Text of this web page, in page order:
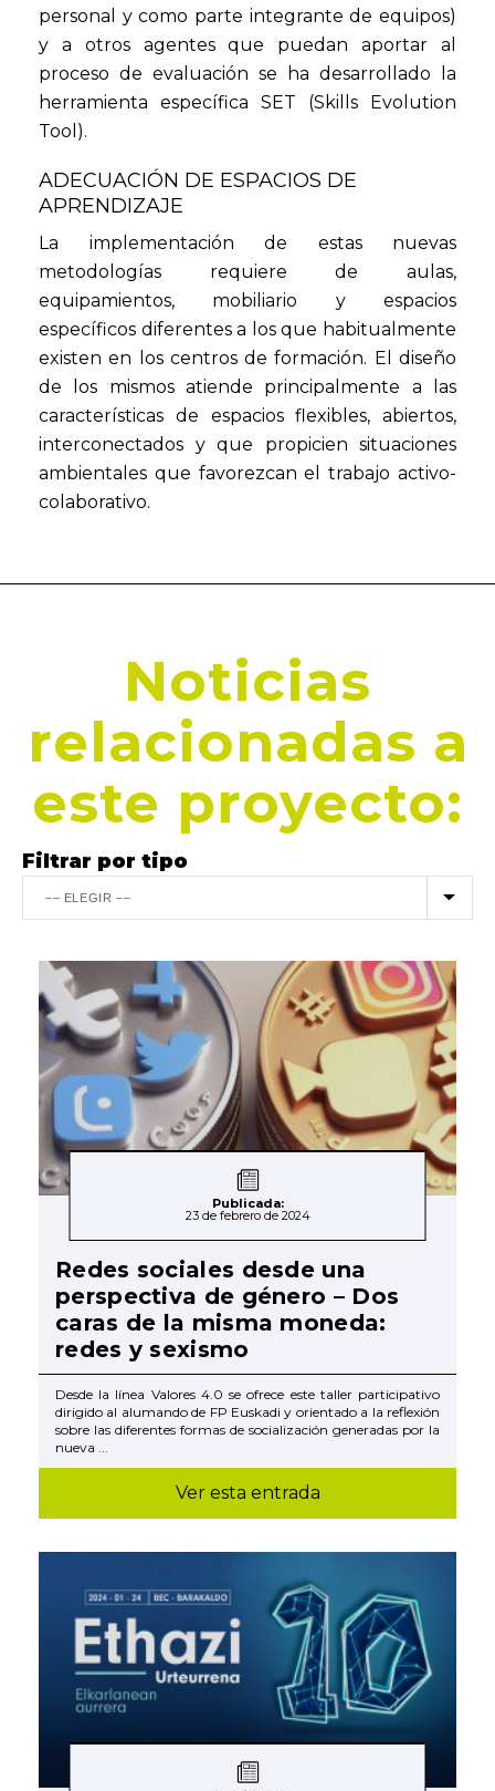
personal y como parte integrante de equipos)
y a otros agentes que puedan aportar al
proceso de evaluación se ha desarrollado la
herramienta específica SET (Skills Evolution
Tool).
ADECUACIÓN DE ESPACIOS DE
APRENDIZAJE
La implementación de estas nuevas
metodologías requiere de aulas,
equipamientos, mobiliario y espacios
específicos diferentes a los que habitualmente
existen en los centros de formación. El diseño
de los mismos atiende principalmente a las
características de espacios flexibles, abiertos,
interconectados y que propicien situaciones
ambientales que favorezcan el trabajo activo-
colaborativo.
Noticias
relacionadas a
este proyecto:
Filtrar por tipo
Publicada:
23 de febrero de 2024
Redes sociales desde una
perspectiva de género – Dos
caras de la misma moneda:
redes y sexismo
Desde la línea Valores 4.0 se ofrece este taller participativo
dirigido al alumando de FP Euskadi y orientado a la reflexión
sobre las diferentes formas de socialización generadas por la
nueva ...
Ver esta entrada